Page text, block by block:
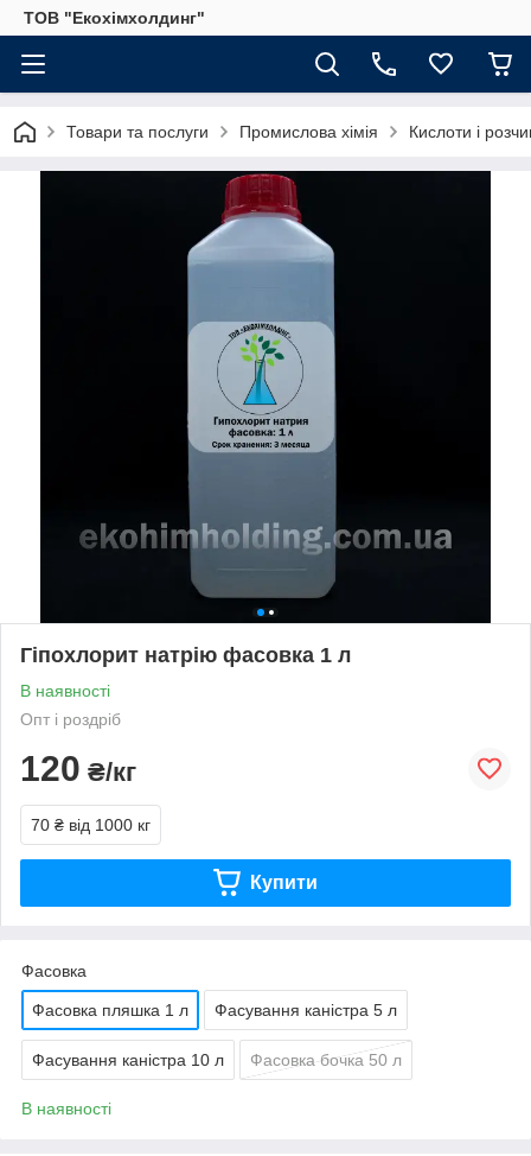
ТОВ "Екохімхолдинг"
Товари та послуги Промислова хімія Кислоти і
Гіпохлорит натрію фасовка 1 л
В наявності
Опт і роздріб
120 ₴/кг
70 ₴ від 1000 кг
Купити
Фасовка
Фасовка пляшка 1 л Фасування каністра 5 л
Фасування каністра 10 л Фасовка бочка 50 л
В наявності